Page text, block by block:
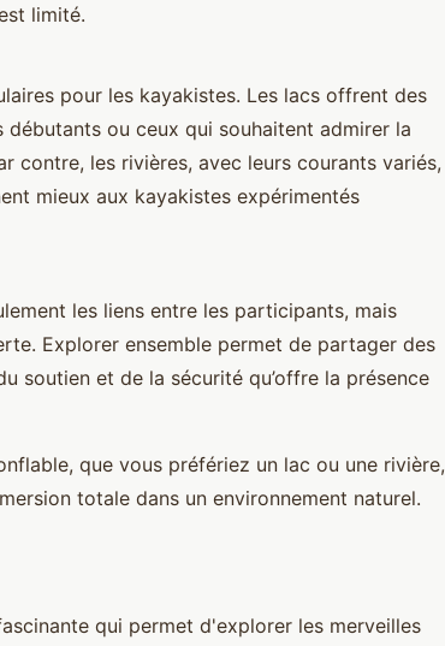
limité.
pour les kayakistes. Les lacs offrent des
ou ceux qui souhaitent admirer la
contre, les rivières, avec leurs courants variés,
mieux aux kayakistes expérimentés
les liens entre les participants, mais
Explorer ensemble permet de partager des
soutien et de la sécurité qu’offre la présence
que vous préfériez un lac ou une rivière,
totale dans un environnement naturel.
qui permet d'explorer les merveilles